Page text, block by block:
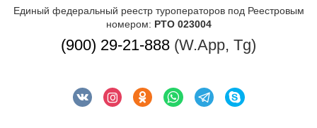
Единый федеральный реестр туроператоров под Реестровым
номером: РТО 023004
(900) 29-21-888 (W.App, Tg)